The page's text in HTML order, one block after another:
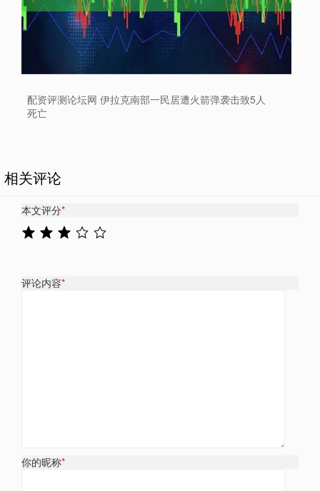
配资评测论坛网 伊拉克南部一民居遭火箭弹袭击致5人
死亡
相关评论
本文评分*
评论内容*
你的昵称*